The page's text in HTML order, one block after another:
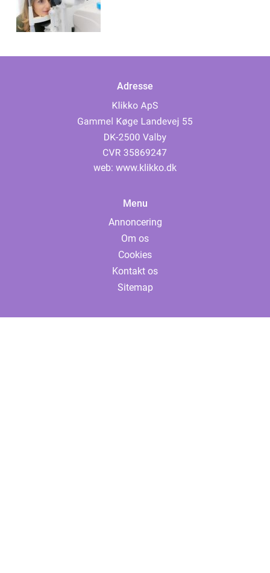
Adresse
web: www.klikko.dk
Menu
Annoncering
Om os
Cookies
Kontakt os
Sitemap